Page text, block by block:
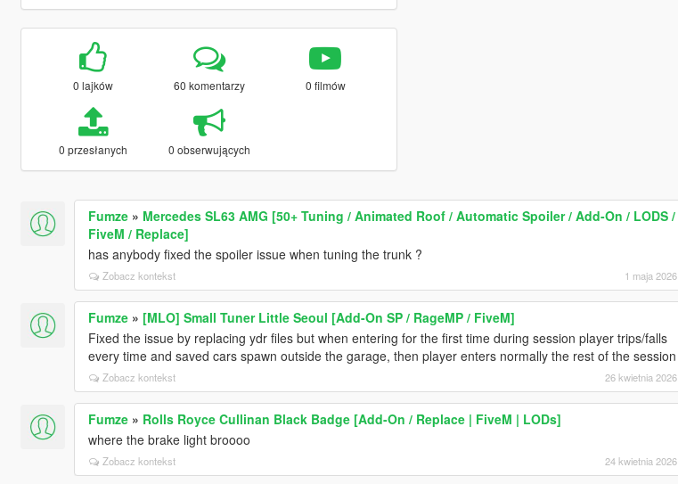
0 lajków 60 komentarzy 0 filmów
0 przesłanych 0 obserwujących
Fumze» Mercedes SL63 AMG [50+ Tuning / Animated Roof / Automatic Spoiler / Add-On / LODS /
FiveM / Replace]
has anybody fixed the spoiler issue when tuning the trunk ?
Zobacz kontekst 1 maja 2026
Fumze» [MLO] Small Tuner Little Seoul [Add-On SP / RageMP / FiveM]
Fixed the issue by replacing ydr files but when entering for the first time during session player trips/falls
every time and saved cars spawn outside the garage, then player enters normally the rest of the session
Zobacz kontekst 26 kwietnia 2026
Fumze» Rolls Royce Cullinan Black Badge [Add-On / Replace | FiveM | LODs]
where the brake light broooo
Zobacz kontekst 24 kwietnia 2026